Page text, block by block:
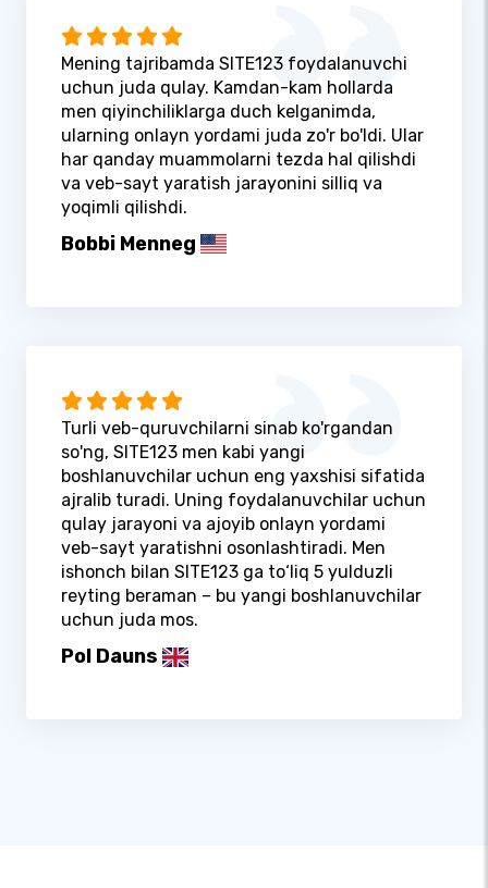
Mening tajribamda SITE123 foydalanuvchi
uchun juda qulay. Kamdan-kam hollarda
men qiyinchiliklarga duch kelganimda,
ularning onlayn yordami juda zo'r bo'ldi. Ular
har qanday muammolarni tezda hal qilishdi
va veb-sayt yaratish jarayonini silliq va
yoqimli qilishdi.
Bobbi Menneg
Turli veb-quruvchilarni sinab ko'rgandan
so'ng, SITE123 men kabi yangi
boshlanuvchilar uchun eng yaxshisi sifatida
ajralib turadi. Uning foydalanuvchilar uchun
qulay jarayoni va ajoyib onlayn yordami
veb-sayt yaratishni osonlashtiradi. Men
ishonch bilan SITE123 ga to‘liq 5 yulduzli
reyting beraman – bu yangi boshlanuvchilar
uchun juda mos.
Pol Dauns